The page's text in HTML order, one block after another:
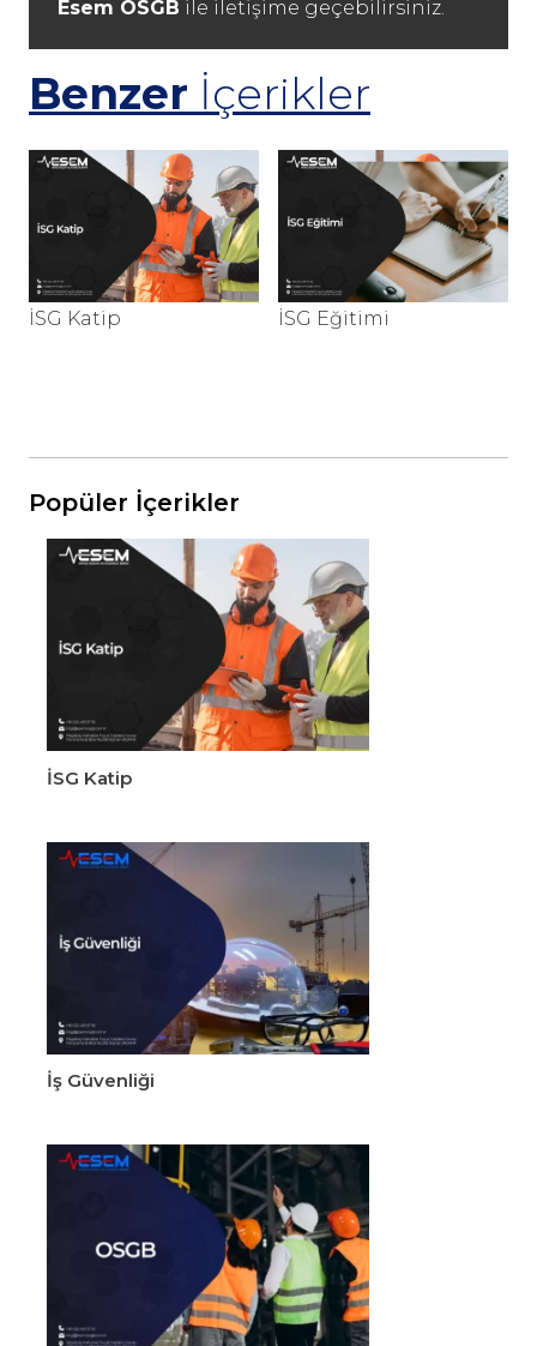
Esem OSGB ile iletişime geçebilirsiniz.
Benzer İçerikler
İSG Katip İSG Eğitimi
Popüler İçerikler
İSG Katip
İş Güvenliği